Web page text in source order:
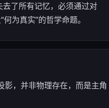
了所有记忆，必须通过对
为真实”的哲学命题。
，并非物理存在，而是主角